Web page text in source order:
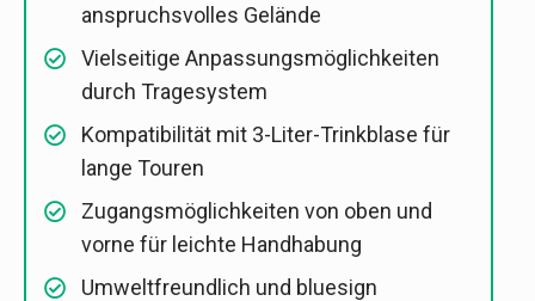
anspruchsvolles Gelände
Vielseitige Anpassungsmöglichkeiten
durch Tragesystem
Kompatibilität mit 3-Liter-Trinkblase für
lange Touren
Zugangsmöglichkeiten von oben und
vorne für leichte Handhabung
Umweltfreundlich und bluesign